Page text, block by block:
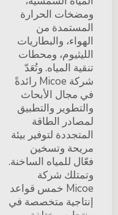
ومضخات الحرارة
المستمدة من
الهواء، والبطاريات
الليثيوم، ومحطات
تنقية المياه. وتُعَدّ
شركة Micoe رائدةً
في مجال الأبحاث
والتطوير والتطبيق
لمصادر الطاقة
المتجددة لتوفير بيئة
مريحة وتسخين
فعّال للمياه الساخنة.
وتمتلك شركة
Micoe خمس قواعد
إنتاجية متخصصة في